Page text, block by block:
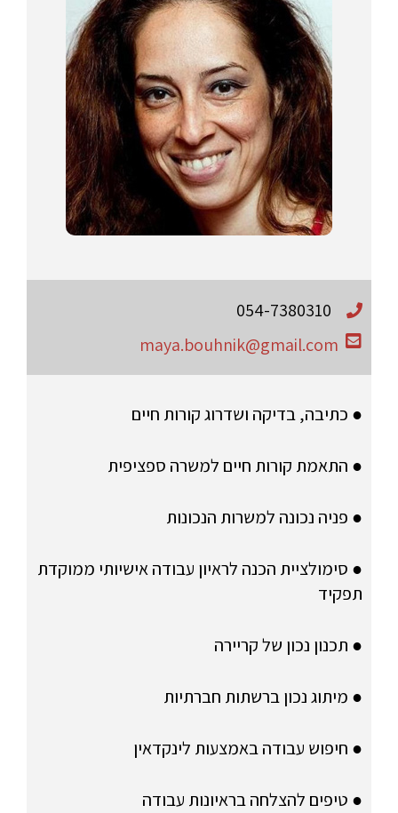
054-7380310
maya.bouhnik@gmail.com
● כתיבה, בדיקה ושדרוג קורות חיים
● התאמת קורות חיים למשרה ספציפית
● פניה נכונה למשרות הנכונות
● סימולציית הכנה לראיון עבודה אישיותי ממוקדת
תפקיד
● תכנון נכון של קריירה
● מיתוג נכון ברשתות חברתיות
● חיפוש עבודה באמצעות לינקדאין
● טיפים להצלחה בראיונות עבודה